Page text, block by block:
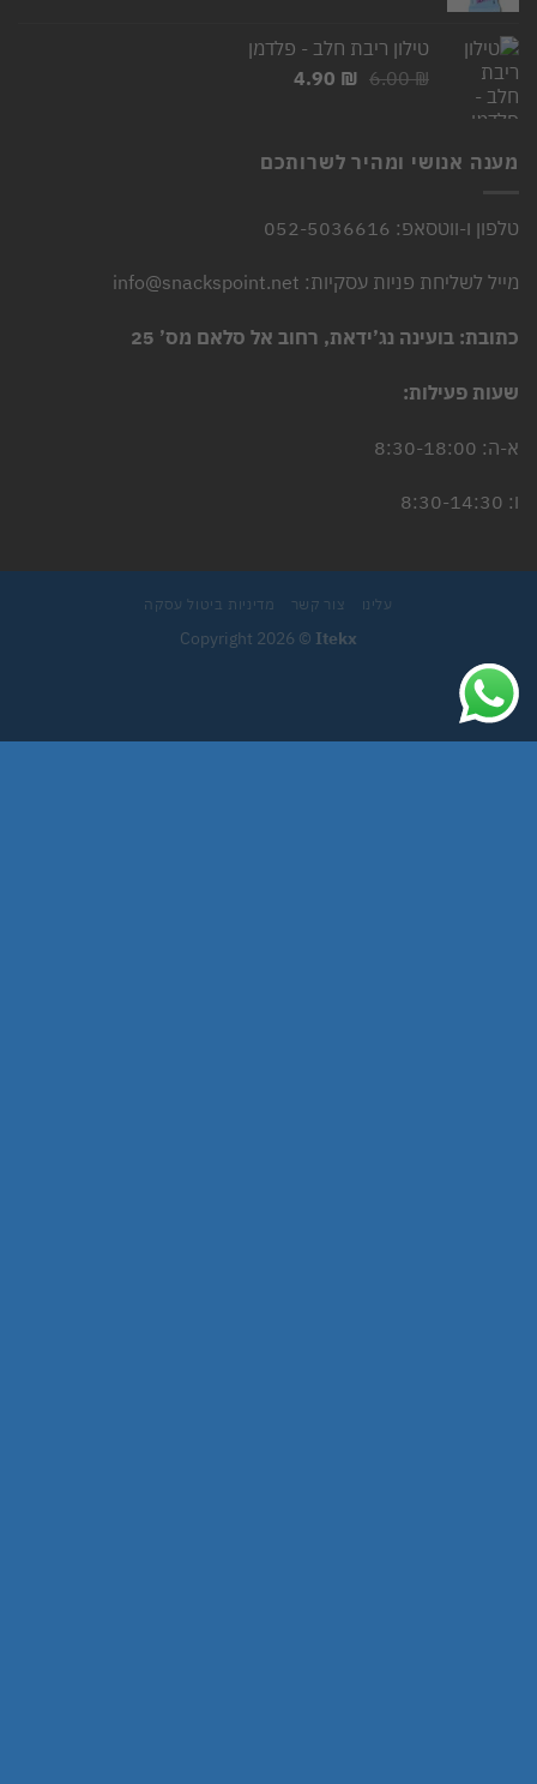
7.00 ₪.
5.90 ₪.
טילון ריבת חלב - פלדמן
6.00₪
המחיר
6.00 ₪.
4.90 ₪
המחיר
4.90 ₪.
מענה אנושי ומהיר לשרותכם
טלפון ו-ווטסאפ: 052-5036616
מייל לשליחת פניות עסקיות: info@snackspoint.net
כתובת: בועינה נג’ידאת, רחוב אל סלאם מס’ 25
שעות פעילות:
א-ה: 8:30-18:00
ו: 8:30-14:30
עלינו צור קשר מדיניות ביטול עסקה
Copyright 2026 © Itekx